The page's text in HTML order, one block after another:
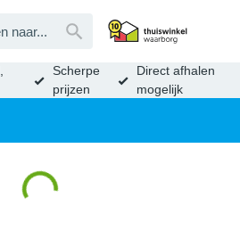
Scherpe
prijzen
Direct afhalen
mogelijk